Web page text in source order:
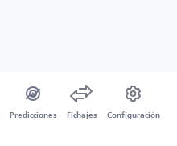
Predicciones Fichajes Configuración